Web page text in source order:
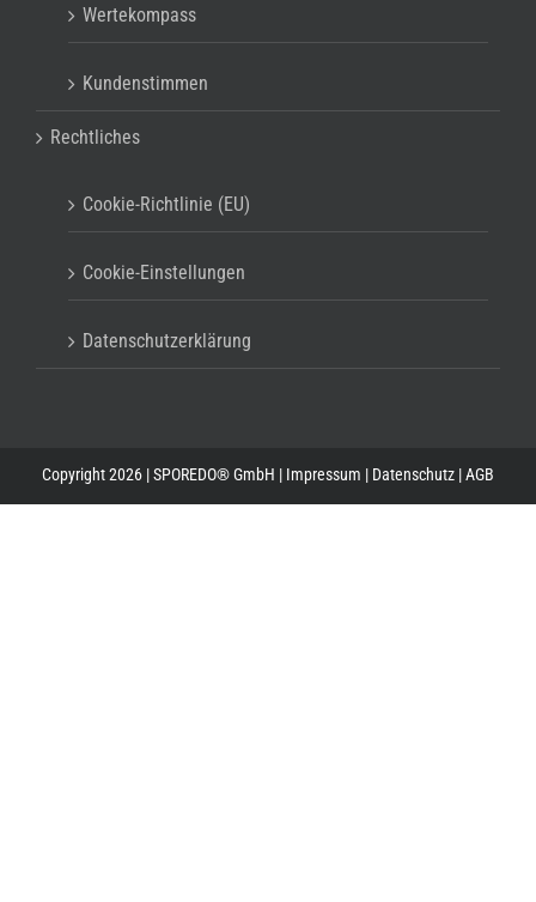
Wertekompass
Kundenstimmen
Rechtliches
Cookie-Richtlinie (EU)
Cookie-Einstellungen
Datenschutzerklärung
Copyright 2026 | SPOREDO® GmbH | Impressum | Datenschutz |AGB